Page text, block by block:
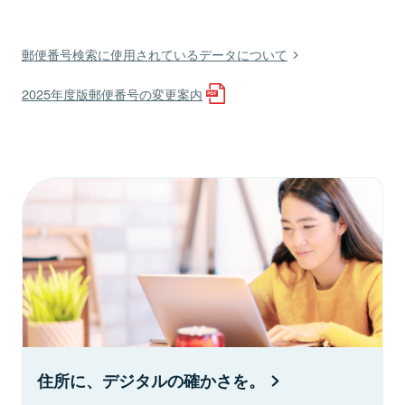
郵便番号検索に使用されているデータについて
2025年度版郵便番号の変更案内
住所に、デジタルの確かさを。